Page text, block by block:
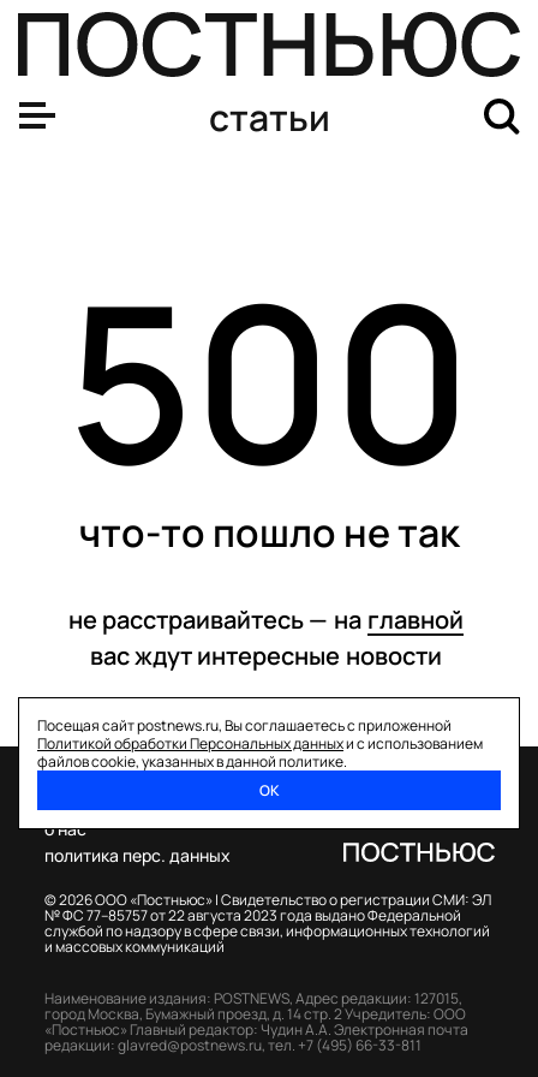
статьи
500
что-то пошло не так
не расстраивайтесь — на главной
вас ждут интересные новости
Посещая сайт postnews.ru, Вы соглашаетесь с приложенной
Политикой обработки Персональных данныхи с использованием
файлов cookie, указанных в данной политике.
ОК
© 2026 ООО «Постньюс» |Свидетельство о регистрации СМИ: ЭЛ
№ ФС 77–85757 от 22 августа 2023 года выдано Федеральной
службой по надзору в сфере связи, информационных технологий
и массовых коммуникаций
о нас
политика перс. данных
Наименование издания: POSTNEWS,Адрес редакции: 127015,
город Москва, Бумажный проезд, д. 14 стр. 2Учредитель: ООО
«Постньюс» Главный редактор: Чудин А.А.Электронная почта
редакции:glavred@postnews.ru,тел. +7 (495) 66-33-811